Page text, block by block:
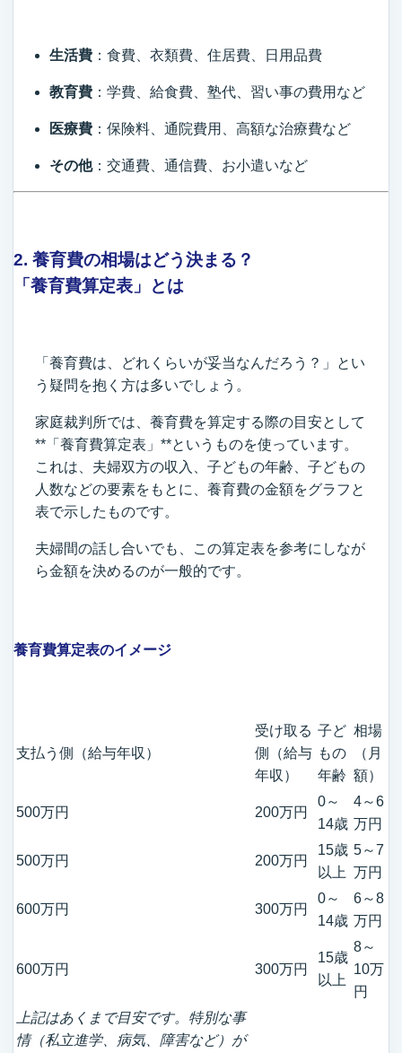
生活費 ：食費、衣類費、住居費、日用品費
教育費 ：学費、給食費、塾代、習い事の費用など
医療費 ：保険料、通院費用、高額な治療費など
その他：交通費、通信費、お小遣いなど
2. 養育費の相場はどう決まる？
「養育費算定表」とは
「養育費は、どれくらいが妥当なんだろう？」とい
う疑問を抱く方は多いでしょう。
家庭裁判所では、養育費を算定する際の目安として
**「養育費算定表」**というものを使っています。
これは、夫婦双方の収入、子どもの年齢、子どもの
人数などの要素をもとに、養育費の金額をグラフと
表で示したものです。
夫婦間の話し合いでも、この算定表を参考にしなが
ら金額を決めるのが一般的です。
養育費算定表のイメージ
支払う側（給与年収）
受け取る
側（給与
年収）
子ど
もの
年齢
相場
（月
額）
500万円 200万円
0～
14歳
4～6
万円
500万円 200万円
15歳
以上
5～7
万円
600万円 300万円
0～
14歳
6～8
万円
600万円 300万円
15歳
以上
8～
10万
円
上記はあくまで目安です。特別な事
情（私立進学、病気、障害など）が